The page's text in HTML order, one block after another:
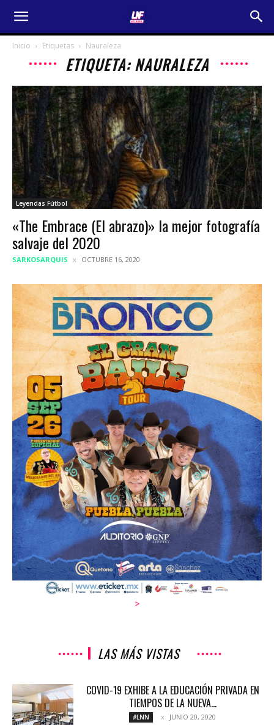
Inicio Etiquetas Nauraleza
ETIQUETA: NAURALEZA
Leyendas Fútbol
«The Embrace (El abrazo)» la mejor fotografía
salvaje del 2020
SARKOSARQUIS OCTUBRE 16, 2020
>
LAS MÁS VISTAS
COVID-19 EXHIBE A LA EDUCACIÓN PRIVADA EN
TIEMPOS DE LA NUEVA...
#LNN JUNIO 20, 2020